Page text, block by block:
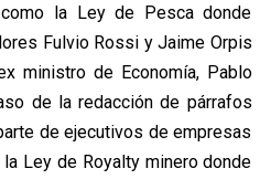
la Ley de Pesca donde
Fulvio Rossi y Jaime Orpis
ministro de Economía, Pablo
de la redacción de párrafos
de ejecutivos de empresas
Ley de Royalty minero donde